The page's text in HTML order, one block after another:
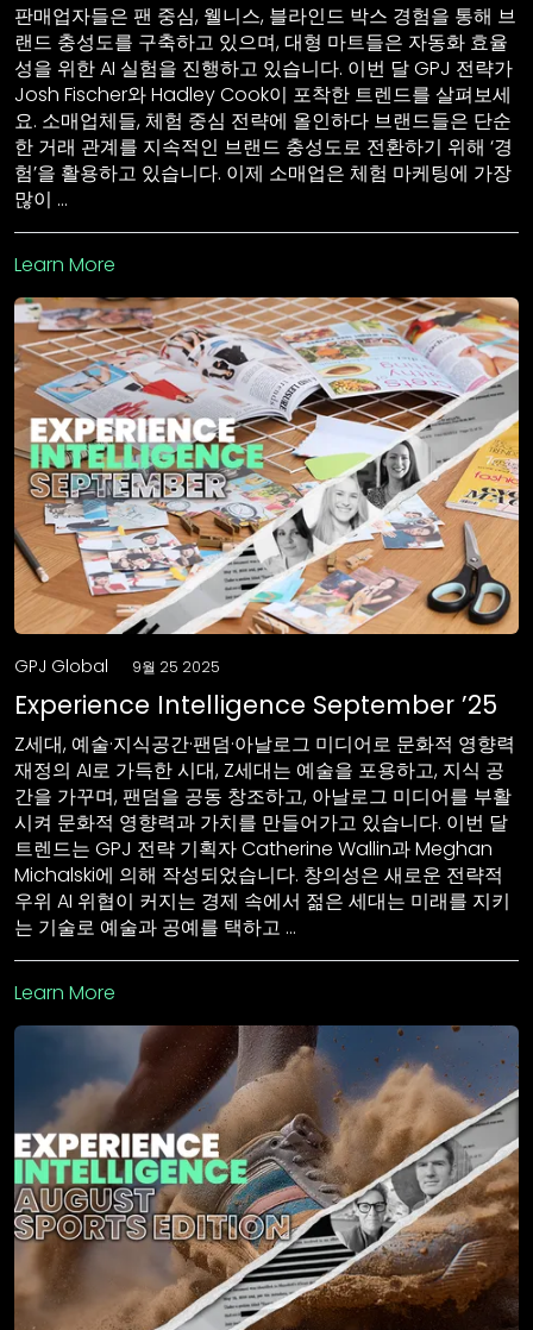
판매업자들은 팬 중심, 웰니스, 블라인드 박스 경험을 통해 브
랜드 충성도를 구축하고 있으며, 대형 마트들은 자동화 효율
성을 위한 AI 실험을 진행하고 있습니다. 이번 달 GPJ 전략가
Josh Fischer와 Hadley Cook이 포착한 트렌드를 살펴보세
요. 소매업체들, 체험 중심 전략에 올인하다 브랜드들은 단순
한 거래 관계를 지속적인 브랜드 충성도로 전환하기 위해 ‘경
험’을 활용하고 있습니다. 이제 소매업은 체험 마케팅에 가장
많이 …
Learn More
GPJ Global 9월 25 2025
Experience Intelligence September ’25
Z세대, 예술·지식공간·팬덤·아날로그 미디어로 문화적 영향력
재정의 AI로 가득한 시대, Z세대는 예술을 포용하고, 지식 공
간을 가꾸며, 팬덤을 공동 창조하고, 아날로그 미디어를 부활
시켜 문화적 영향력과 가치를 만들어가고 있습니다. 이번 달
트렌드는 GPJ 전략 기획자 Catherine Wallin과 Meghan
Michalski에 의해 작성되었습니다. 창의성은 새로운 전략적
우위 AI 위협이 커지는 경제 속에서 젊은 세대는 미래를 지키
는 기술로 예술과 공예를 택하고 …
Learn More